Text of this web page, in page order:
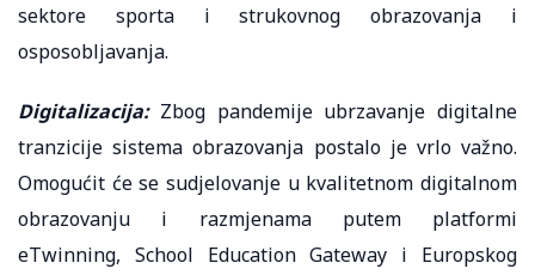
sektore sporta i strukovnog obrazovanja i
osposobljavanja.
Digitalizacija:Zbog pandemije ubrzavanje digitalne
tranzicije sistema obrazovanja postalo je vrlo važno.
Omogućit će se sudjelovanje u kvalitetnom digitalnom
obrazovanju i razmjenama putem platformi
eTwinning, School Education Gateway i Europskog